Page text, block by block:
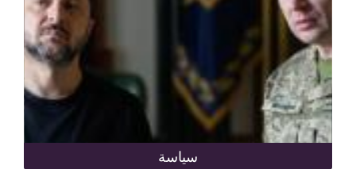
سياسة